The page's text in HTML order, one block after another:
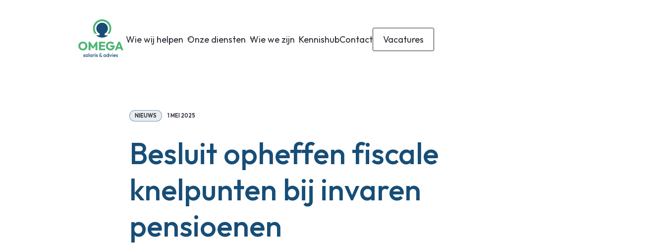
Wie wij helpen Onze diensten Wie we zijn KennishubContact Vacatures
NIEUWS 1 MEI 2025
Besluit opheffen fiscale
knelpunten bij invaren
pensioenen